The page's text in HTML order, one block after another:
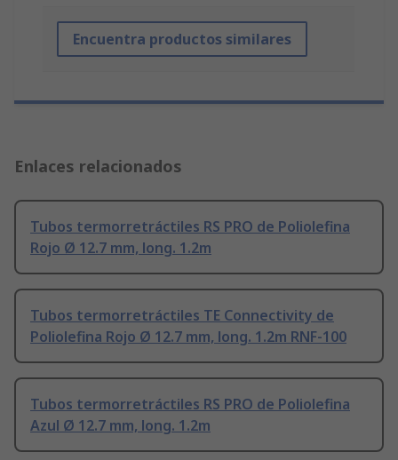
Encuentra productos similares
Enlaces relacionados
Tubos termorretráctiles RS PRO de Poliolefina
Rojo Ø 12.7 mm, long. 1.2m
Tubos termorretráctiles TE Connectivity de
Poliolefina Rojo Ø 12.7 mm, long. 1.2m RNF-100
Tubos termorretráctiles RS PRO de Poliolefina
Azul Ø 12.7 mm, long. 1.2m